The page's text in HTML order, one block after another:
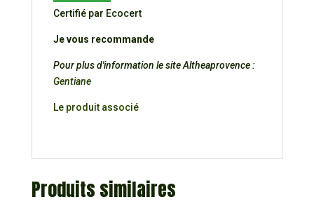
Certifié par Ecocert
Je vous recommande
Pour plus d'information le site Altheaprovence :
Gentiane
Le produit associé
Produits similaires